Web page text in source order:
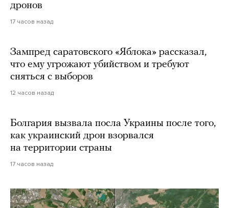
дронов
17 часов назад
Зампред саратовского «Яблока» рассказал,
что ему угрожают убийством и требуют
сняться с выборов
12 часов назад
Болгария вызвала посла Украины после того,
как украинский дрон взорвался
на территории страны
17 часов назад